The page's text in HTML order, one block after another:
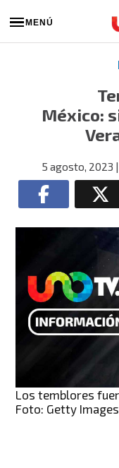
MENÚ
México:
5 agosto, 2023
Los temblores
Foto: Getty Images